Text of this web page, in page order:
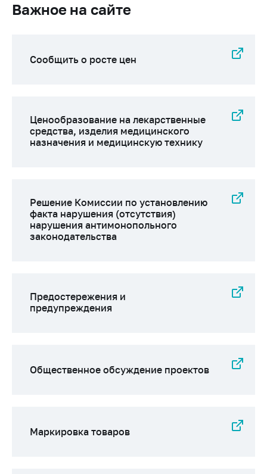
Важное на сайте
Сообщить о росте цен
Ценообразование на лекарственные
средства, изделия медицинского
назначения и медицинскую технику
Решение Комиссии по установлению
факта нарушения (отсутствия)
нарушения антимонопольного
законодательства
Предостережения и
предупреждения
Общественное обсуждение проектов
Маркировка товаров